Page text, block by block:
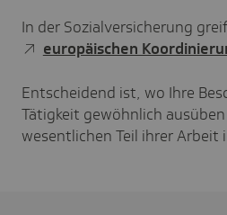
In der Sozialversicherung
europäischen
Entscheidend ist, wo Ihre
Tätigkeit gewöhnlich
wesentlichen Teil ihrer Arbeit